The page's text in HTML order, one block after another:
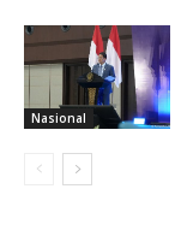
Nasional